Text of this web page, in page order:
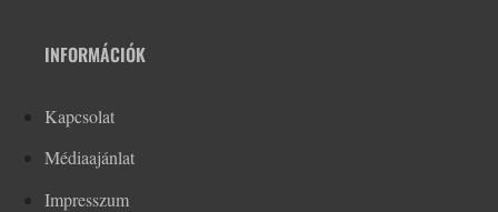
INFORMÁCIÓK
Kapcsolat
Médiaajánlat
Impresszum